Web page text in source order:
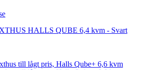
HALLS QUBE 6,4 kvm - Svart